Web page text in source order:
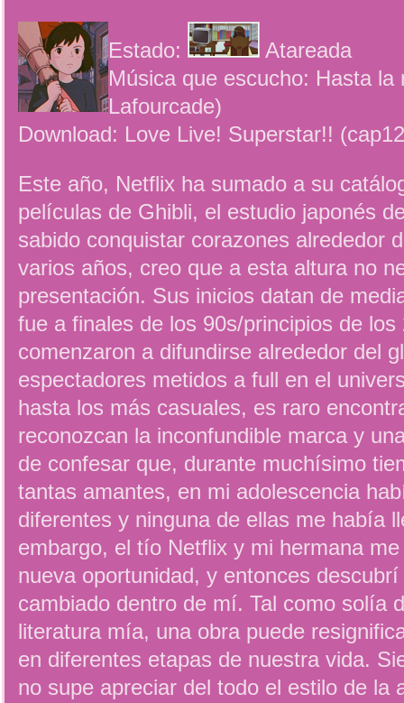
Estado:
Atareada
Música que escucho: Hasta la
Lafourcade)
Download: Love Live! Superstar!!
Este año, Netflix ha sumado a su
películas de Ghibli, el estudio japonés
sabido conquistar corazones alrededor
varios años, creo que a esta altura no
presentación. Sus inicios datan de
fue a finales de los 90s/principios de
comenzaron a difundirse alrededor del
espectadores metidos a full en el
hasta los más casuales, es raro
reconozcan la inconfundible marca y
de confesar que, durante muchísimo
tantas amantes, en mi adolescencia
diferentes y ninguna de ellas me había
embargo, el tío Netflix y mi hermana
nueva oportunidad, y entonces
cambiado dentro de mí. Tal como solía
literatura mía, una obra puede
en diferentes etapas de nuestra vida.
no supe apreciar del todo el estilo de la